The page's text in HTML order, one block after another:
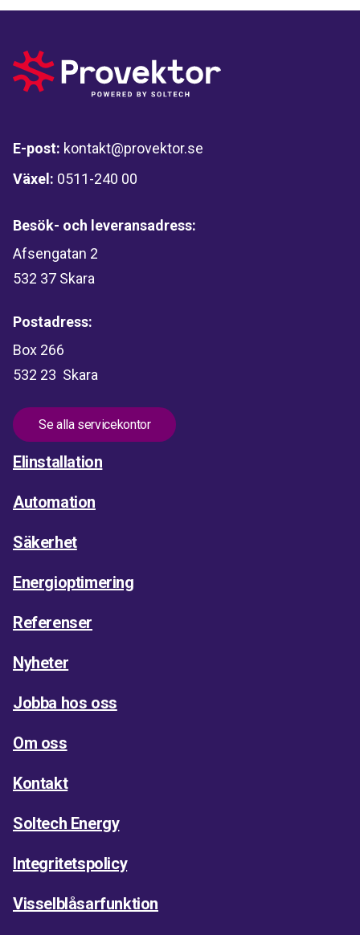
E-post: kontakt@provektor.se
Växel: 0511-240 00
Besök- och leveransadress:
Afsengatan 2
532 37 Skara
Postadress:
Box 266
532 23 Skara
Se alla servicekontor
Elinstallation
Automation
Säkerhet
Energioptimering
Referenser
Nyheter
Jobba hos oss
Om oss
Kontakt
Soltech Energy
Integritetspolicy
Visselblåsarfunktion